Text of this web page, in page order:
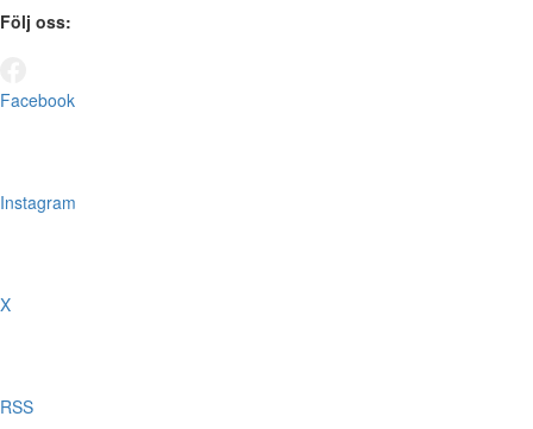
Följ oss:
Facebook
Instagram
X
RSS